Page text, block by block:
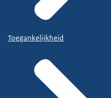
Toegankelijkheid